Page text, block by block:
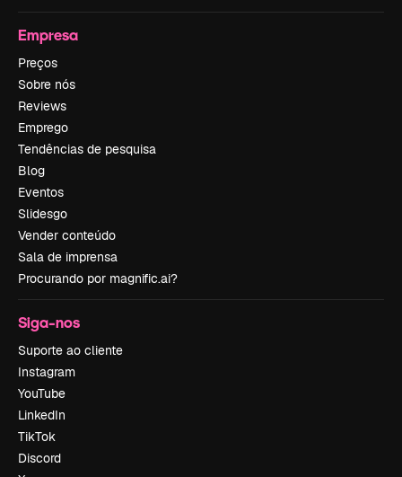
Empresa
Preços
Sobre nós
Reviews
Emprego
Tendências de pesquisa
Blog
Eventos
Slidesgo
Vender conteúdo
Sala de imprensa
Procurando por magnific.ai?
Siga-nos
Suporte ao cliente
Instagram
YouTube
LinkedIn
TikTok
Discord